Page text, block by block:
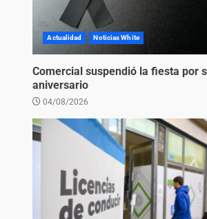
Actualidad Noticias White
Comercial suspendió la fiesta por
aniversario
04/08/2026